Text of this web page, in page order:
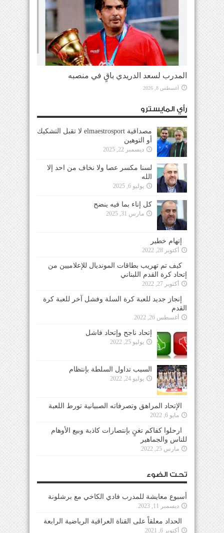
المدرب لسعد الدريدي باقٍ في منصبه
أغسطس 8, 2026
رأي المايسترو
مصداقية elmaestrosport لا تقبل التشكيك
أو التوهين
ديسمبر 22, 2025
لسنا مكسر عصا ولا نخاف من احد إلا
الله
يوليو 6, 2025
كل إناء بما فيه ينضح
مارس 31, 2025
إتهام خطير
أكتوبر 28, 2022
كيف تم تهريب بطاقات المونديال للإعلاميين من
إتحاد كرة القدم اللبناني
أكتوبر 27, 2022
إنجاز جديد للعبة كرة السلة وفشل آخر للعبة كرة
القدم
أغسطس 26, 2022
إتحاد ناجح وإتحاد فاشل
يوليو 25, 2022
السبب تداول السلطة بإنتظام
يوليو 24, 2022
الإتحاد المراهق وتصرفاته الصبيانية تورط اللعبة
مايو 6, 2022
ارحلوا كفاكم تغنٍ بإنتصارات كاذبة وبيع الأوهام
للناس والجماهير
مارس 25, 2022
تحت الضوء
أسبوع معايشة للمدرب فادي الكاخي مع برشلونة
ديسمبر 11, 2023
الحداد معلقاً على القناة العراقية الرياضية الرابعة
أكتوبر 6, 2021